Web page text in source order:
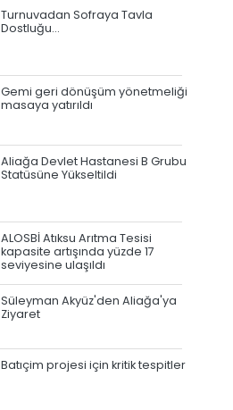
Turnuvadan Sofraya Tavla
Dostluğu…
Gemi geri dönüşüm yönetmeliği
masaya yatırıldı
Aliağa Devlet Hastanesi B Grubu
Statüsüne Yükseltildi
ALOSBİ Atıksu Arıtma Tesisi
kapasite artışında yüzde 17
seviyesine ulaşıldı
Süleyman Akyüz'den Aliağa'ya
Ziyaret
Batıçim projesi için kritik tespitler